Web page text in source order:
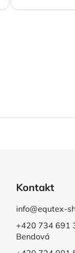
Kontakt
info@equtex-
+420 734 691
Bendová